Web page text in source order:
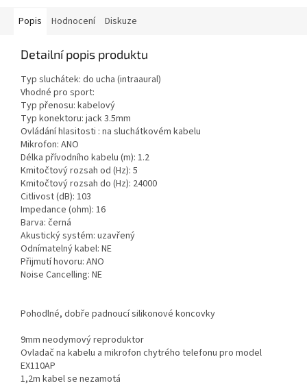
Popis Hodnocení Diskuze
Detailní popis produktu
Typ sluchátek: do ucha (intraaural)
Vhodné pro sport:
Typ přenosu: kabelový
Typ konektoru: jack 3.5mm
Ovládání hlasitosti : na sluchátkovém kabelu
Mikrofon: ANO
Délka přívodního kabelu (m): 1.2
Kmitočtový rozsah od (Hz): 5
Kmitočtový rozsah do (Hz): 24000
Citlivost (dB): 103
Impedance (ohm): 16
Barva: černá
Akustický systém: uzavřený
Odnímatelný kabel: NE
Přijmutí hovoru: ANO
Noise Cancelling: NE
Pohodlné, dobře padnoucí silikonové koncovky
9mm neodymový reproduktor
Ovladač na kabelu a mikrofon chytrého telefonu pro model
EX110AP
1,2m kabel se nezamotá